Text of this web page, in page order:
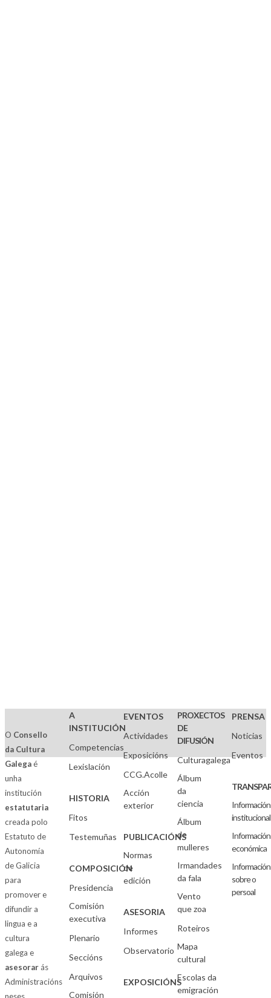
O Consello
da Cultura
Galegaé
unha
institución
estatutaria
creada polo
Estatuto de
Autonomía
de Galicia
para
promover e
difundir a
lingua e a
cultura
galega e
asesorarás
Administracións
A
INSTITUCIÓN
Competencias
Lexislación
HISTORIA
Fitos
Testemuñas
COMPOSICIÓN
Presidencia
Comisión
executiva
Plenario
Seccións
Arquivos
Comisión
EVENTOS
Actividades
Exposicións
CCG.Acolle
Acción
exterior
PUBLICACIÓNS
Normas
de
edición
ASESORIA
Informes
Observatorio
EXPOSICIÓNS
PROXECTOS
DE
DIFUSIÓN
Culturagalega
Álbum
da
ciencia
Álbum
de
mulleres
Irmandades
da fala
Vento
que zoa
Roteiros
Mapa
cultural
Escolas da
emigración
PRENSA
Noticias
Eventos
Información
institucional
Información
económica
Información
sobre o
persoal